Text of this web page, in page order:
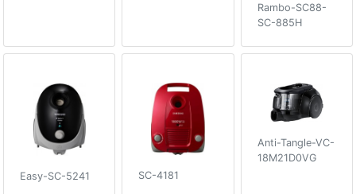
Rambo-SC88-
SC-885H
Easy-SC-5241 SC-4181
Anti-Tangle-VC-
18M21D0VG